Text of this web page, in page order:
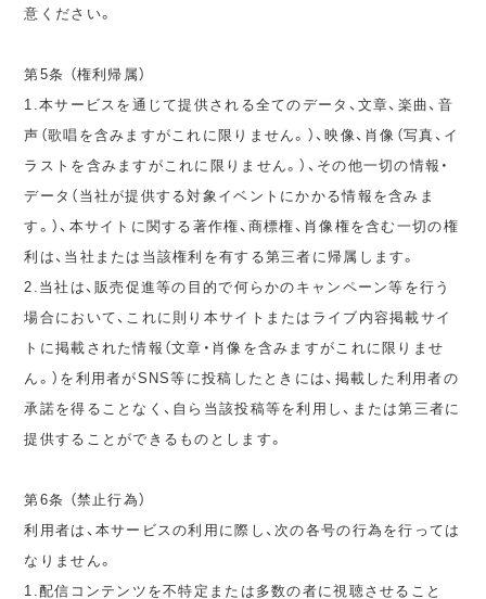
意ください。
第5条 （権利帰属）
1.本サービスを通じて提供される全てのデータ、文章、楽曲、音
声（歌唱を含みますがこれに限りません。）、映像、肖像（写真、イ
ラストを含みますがこれに限りません。）、その他一切の情報・
データ（当社が提供する対象イベントにかかる情報を含みま
す。）、本サイトに関する著作権、商標権、肖像権を含む一切の権
利は、当社または当該権利を有する第三者に帰属します。
2.当社は、販売促進等の目的で何らかのキャンペーン等を行う
場合において、これに則り本サイトまたはライブ内容掲載サイ
トに掲載された情報（文章・肖像を含みますがこれに限りませ
ん。）を利用者がSNS等に投稿したときには、掲載した利用者の
承諾を得ることなく、自ら当該投稿等を利用し、または第三者に
提供することができるものとします。
第6条 （禁止行為）
利用者は、本サービスの利用に際し、次の各号の行為を行っては
なりません。
1.配信コンテンツを不特定または多数の者に視聴させること